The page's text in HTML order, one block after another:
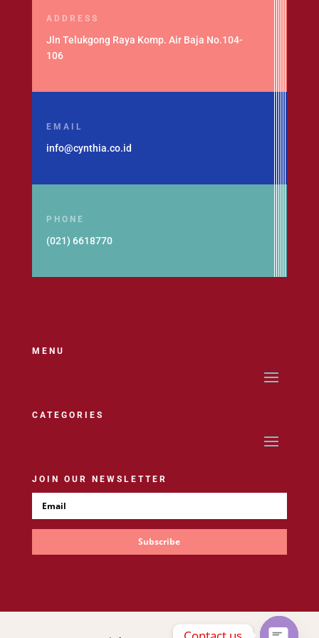
ADDRESS
Jln Telukgong Raya Komp. Air Baja No.104-
106
EMAIL
info@cynthia.co.id
PHONE
(021) 6618770
MENU
CATEGORIES
JOIN OUR NEWSLETTER
Subscribe